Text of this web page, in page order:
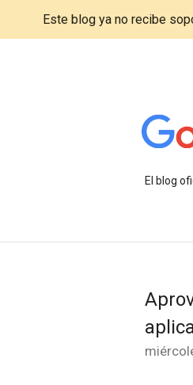
Este blog ya no recibe
El blog